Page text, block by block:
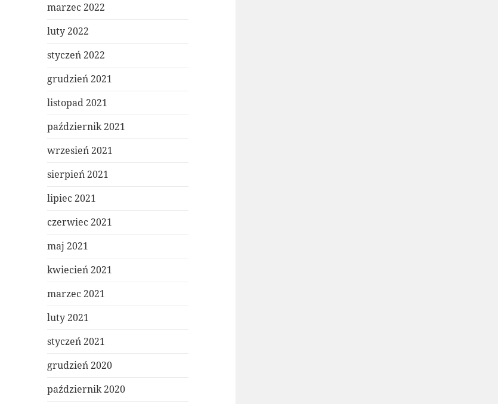
marzec 2022
luty 2022
styczeń 2022
grudzień 2021
listopad 2021
październik 2021
wrzesień 2021
sierpień 2021
lipiec 2021
czerwiec 2021
maj 2021
kwiecień 2021
marzec 2021
luty 2021
styczeń 2021
grudzień 2020
październik 2020